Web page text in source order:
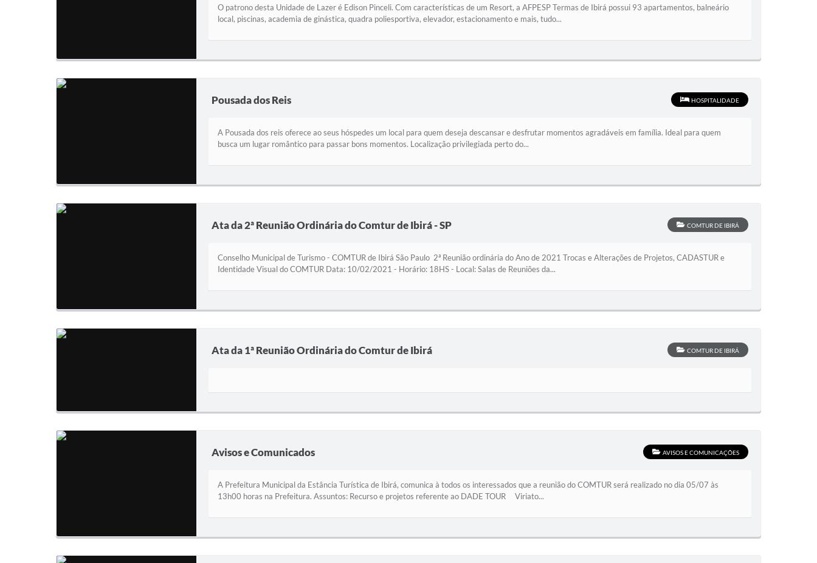
O patrono desta Unidade de Lazer é Edison Pinceli. Com características de um Resort, a AFPESP Termas de Ibirá possui 93 apartamentos, balneário
local, piscinas, academia de ginástica, quadra poliesportiva, elevador, estacionamento e mais, tudo...
Pousada dos Reis HOSPITALIDADE
A Pousada dos reis oferece ao seus hóspedes um local para quem deseja descansar e desfrutar momentos agradáveis em família. Ideal para quem
busca um lugar romântico para passar bons momentos. Localização privilegiada perto do...
Ata da 2ª Reunião Ordinária do Comtur de Ibirá - SP COMTUR DE IBIRÁ
Conselho Municipal de Turismo - COMTUR de Ibirá São Paulo 2ª Reunião ordinária do Ano de 2021 Trocas e Alterações de Projetos, CADASTUR e
Identidade Visual do COMTUR Data: 10/02/2021 - Horário: 18HS - Local: Salas de Reuniões da...
Ata da 1ª Reunião Ordinária do Comtur de Ibirá COMTUR DE IBIRÁ
Avisos e Comunicados AVISOS E COMUNICAÇÕES
A Prefeitura Municipal da Estância Turística de Ibirá, comunica à todos os interessados que a reunião do COMTUR será realizado no dia 05/07 às
13h00 horas na Prefeitura. Assuntos: Recurso e projetos referente ao DADE TOUR Viriato...